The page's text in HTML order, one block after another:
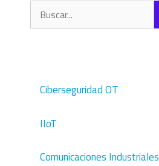
Buscar:
Ciberseguridad OT
IIoT
Comunicaciones Industriales